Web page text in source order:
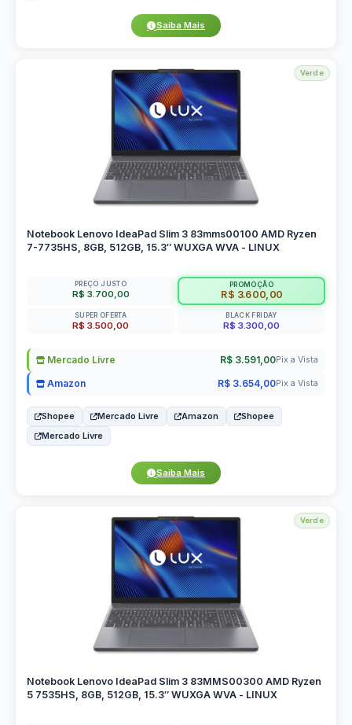
Saiba Mais
Verde
Notebook Lenovo IdeaPad Slim 3 83mms00100 AMD Ryzen
7-7735HS, 8GB, 512GB, 15.3″ WUXGA WVA - LINUX
PREÇO JUSTO
R$ 3.700,00
PROMOÇÃO
R$ 3.600,00
SUPER OFERTA
R$ 3.500,00
BLACK FRIDAY
R$ 3.300,00
Mercado Livre R$ 3.591,00Pix a Vista
Amazon R$ 3.654,00Pix a Vista
Shopee Mercado Livre Amazon
Shopee
Mercado Livre
Saiba Mais
Verde
Notebook Lenovo IdeaPad Slim 3 83MMS00300 AMD Ryzen
5 7535HS, 8GB, 512GB, 15.3″ WUXGA WVA - LINUX